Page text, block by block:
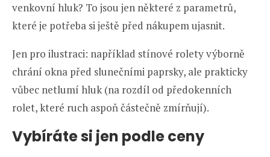
venkovní hluk? To jsou jen některé z parametrů,
které je potřeba si ještě před nákupem ujasnit.
Jen pro ilustraci: například stínové rolety výborně
chrání okna před slunečními paprsky, ale prakticky
vůbec netlumí hluk (na rozdíl od předokenních
rolet, které ruch aspoň částečně zmírňují).
Vybíráte si jen podle ceny